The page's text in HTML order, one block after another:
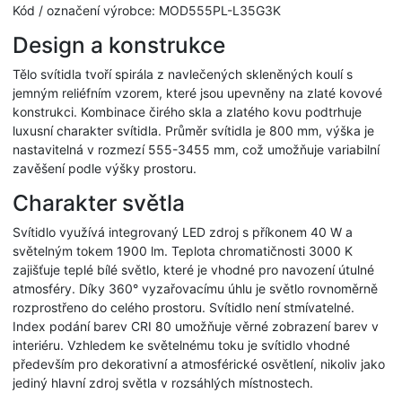
Kód / označení výrobce: MOD555PL-L35G3K
Design a konstrukce
Tělo svítidla tvoří spirála z navlečených skleněných koulí s
jemným reliéfním vzorem, které jsou upevněny na zlaté kovové
konstrukci. Kombinace čirého skla a zlatého kovu podtrhuje
luxusní charakter svítidla. Průměr svítidla je 800 mm, výška je
nastavitelná v rozmezí 555-3455 mm, což umožňuje variabilní
zavěšení podle výšky prostoru.
Charakter světla
Svítidlo využívá integrovaný LED zdroj s příkonem 40 W a
světelným tokem 1900 lm. Teplota chromatičnosti 3000 K
zajišťuje teplé bílé světlo, které je vhodné pro navození útulné
atmosféry. Díky 360° vyzařovacímu úhlu je světlo rovnoměrně
rozprostřeno do celého prostoru. Svítidlo není stmívatelné.
Index podání barev CRI 80 umožňuje věrné zobrazení barev v
interiéru. Vzhledem ke světelnému toku je svítidlo vhodné
především pro dekorativní a atmosférické osvětlení, nikoliv jako
jediný hlavní zdroj světla v rozsáhlých místnostech.